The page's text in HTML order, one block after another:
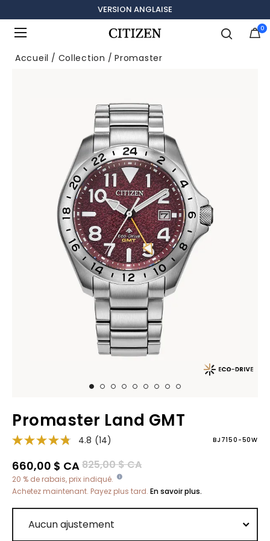
VERSION ANGLAISE
0
Accueil Collection Promaster
Promaster Land GMT
4.8 (14) BJ7150-50W
Prix réduit de
825,00 $ CAà
660,00 $ CA
20 % de rabais, prix indiqué.
Achetez maintenant. Payez plus tard. En savoir plus.